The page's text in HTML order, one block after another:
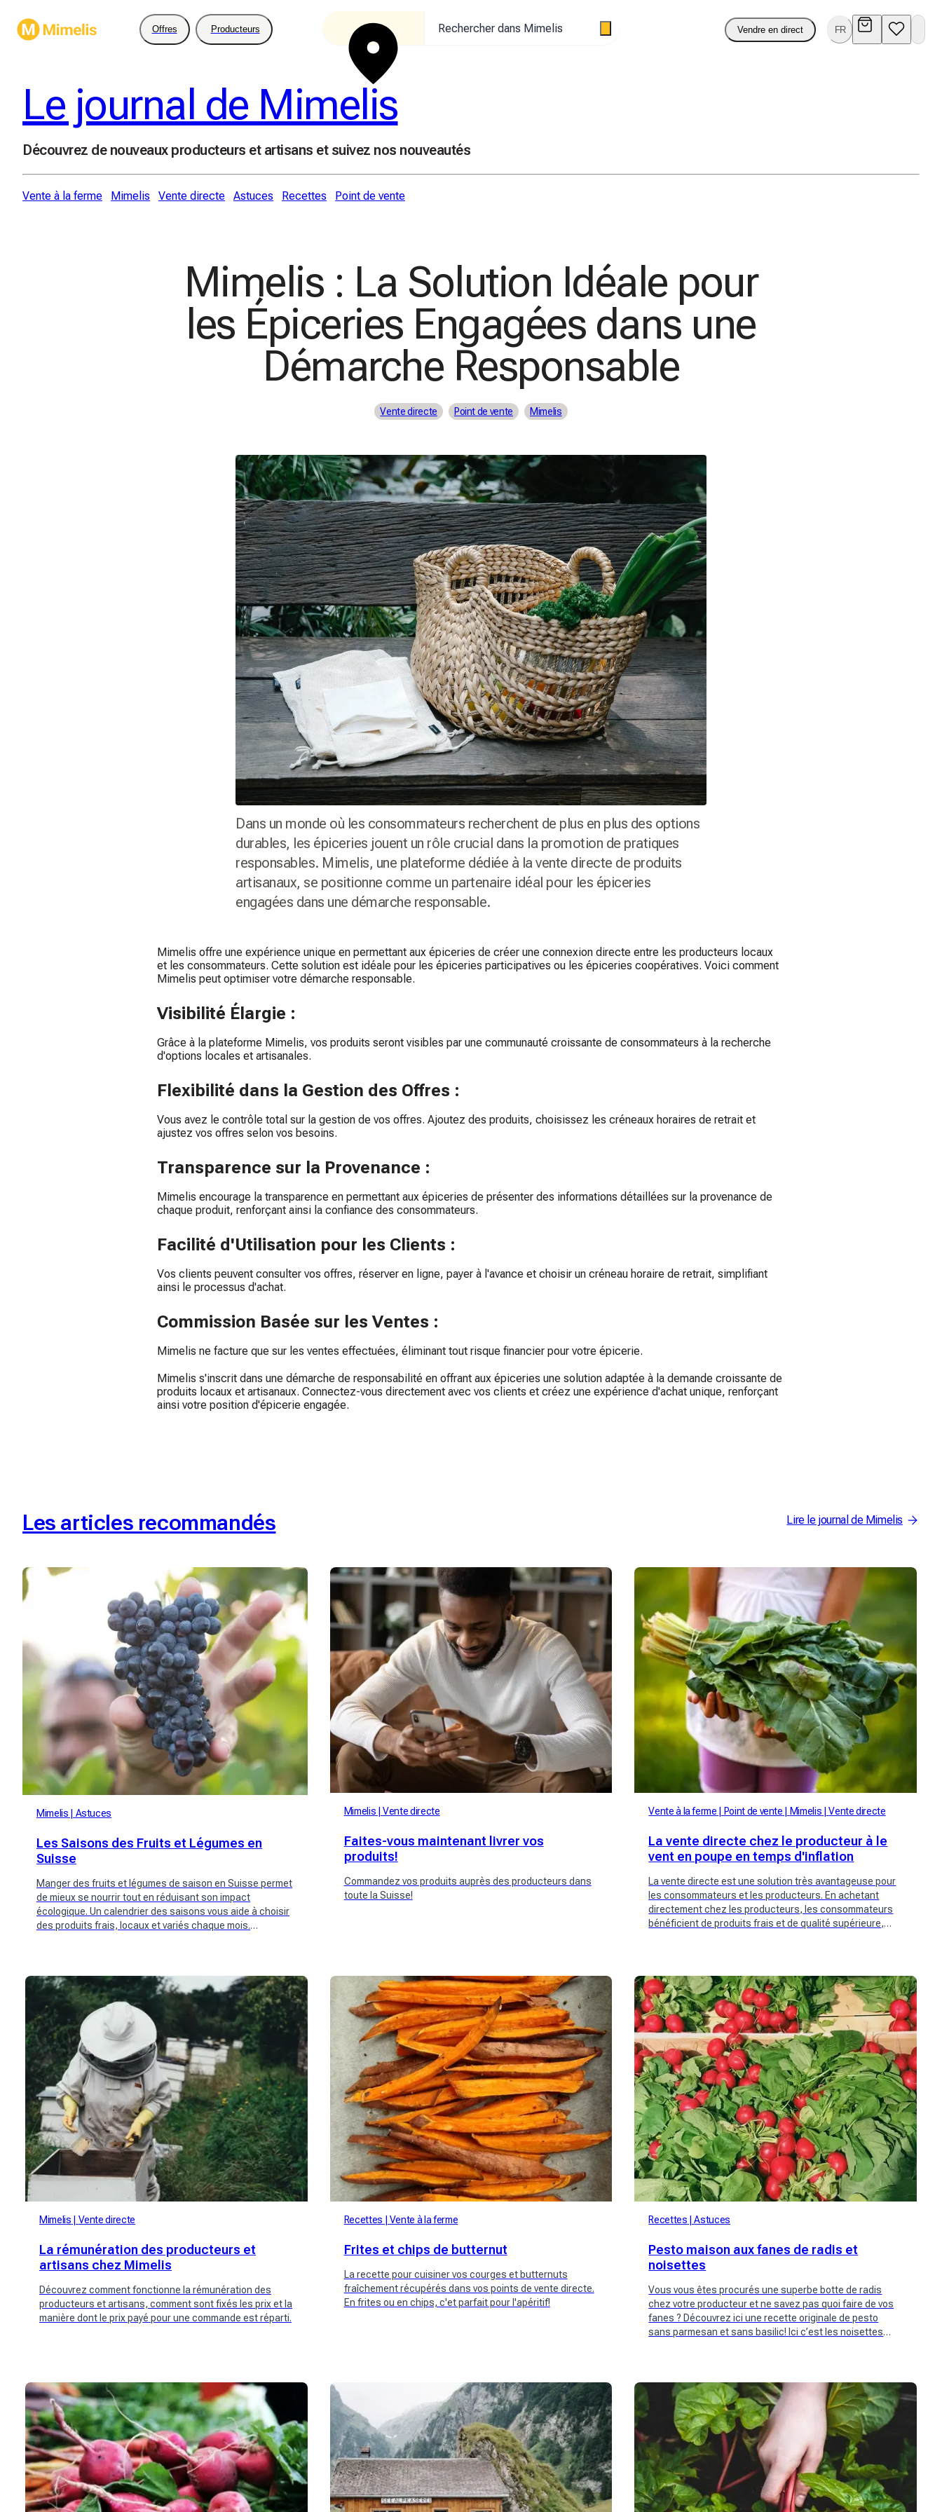
Offres Producteurs Rechercher dans Mimelis Vendre en direct FR
Le journal de Mimelis
Découvrez de nouveaux producteurs et artisans et suivez nos nouveautés
Vente à la ferme Mimelis Vente directe Astuces Recettes Point de vente
Mimelis : La Solution Idéale pour
les Épiceries Engagées dans une
Démarche Responsable
Vente directe Point de vente Mimelis
Dans un monde où les consommateurs recherchent de plus en plus des options
durables, les épiceries jouent un rôle crucial dans la promotion de pratiques
responsables. Mimelis, une plateforme dédiée à la vente directe de produits
artisanaux, se positionne comme un partenaire idéal pour les épiceries
engagées dans une démarche responsable.
Mimelis offre une expérience unique en permettant aux épiceries de créer une connexion directe entre les producteurs locaux
et les consommateurs. Cette solution est idéale pour les épiceries participatives ou les épiceries coopératives. Voici comment
Mimelis peut optimiser votre démarche responsable.
Visibilité Élargie :
Grâce à la plateforme Mimelis, vos produits seront visibles par une communauté croissante de consommateurs à la recherche
d'options locales et artisanales.
Flexibilité dans la Gestion des Offres :
Vous avez le contrôle total sur la gestion de vos offres. Ajoutez des produits, choisissez les créneaux horaires de retrait et
ajustez vos offres selon vos besoins.
Transparence sur la Provenance :
Mimelis encourage la transparence en permettant aux épiceries de présenter des informations détaillées sur la provenance de
chaque produit, renforçant ainsi la confiance des consommateurs.
Facilité d'Utilisation pour les Clients :
Vos clients peuvent consulter vos offres, réserver en ligne, payer à l'avance et choisir un créneau horaire de retrait, simplifiant
ainsi le processus d'achat.
Commission Basée sur les Ventes :
Mimelis ne facture que sur les ventes effectuées, éliminant tout risque financier pour votre épicerie.
Mimelis s'inscrit dans une démarche de responsabilité en offrant aux épiceries une solution adaptée à la demande croissante de
produits locaux et artisanaux. Connectez-vous directement avec vos clients et créez une expérience d'achat unique, renforçant
ainsi votre position d'épicerie engagée.
Les articles recommandés Lire le journal de Mimelis
Mimelis Astuces
Les Saisons des Fruits et Légumes en
Suisse
Manger des fruits et légumes de saison en Suisse permet
de mieux se nourrir tout en réduisant son impact
écologique. Un calendrier des saisons vous aide à choisir
des produits frais, locaux et variés chaque mois.
Mimelis Vente directe
Faites-vous maintenant livrer vos
produits!
Commandez vos produits auprès des producteurs dans
toute la Suisse!
Vente à la ferme Point de vente Mimelis Vente directe
La vente directe chez le producteur à le
vent en poupe en temps d'inflation
La vente directe est une solution très avantageuse pour
les consommateurs et les producteurs. En achetant
directement chez les producteurs, les consommateurs
bénéficient de produits frais et de qualité supérieure,
Mimelis Vente directe
La rémunération des producteurs et
artisans chez Mimelis
Découvrez comment fonctionne la rémunération des
producteurs et artisans, comment sont fixés les prix et la
manière dont le prix payé pour une commande est réparti.
Recettes Vente à la ferme
Frites et chips de butternut
La recette pour cuisiner vos courges et butternuts
fraîchement récupérés dans vos points de vente directe.
En frites ou en chips, c'et parfait pour l'apéritif!
Recettes Astuces
Pesto maison aux fanes de radis et
noisettes
Vous vous êtes procurés une superbe botte de radis
chez votre producteur et ne savez pas quoi faire de vos
fanes ? Découvrez ici une recette originale de pesto
sans parmesan et sans basilic! Ici c’est les noisettes